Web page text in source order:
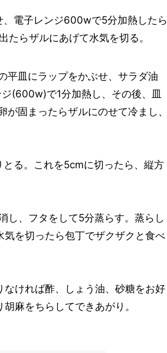
電子レンジ600wで5分加熱したら
らザルにあげて水気を切る。
平皿にラップをかぶせ、サラダ油
(600w)で1分加熱し、その後、皿
固まったらザルにのせて冷まし、
る。これを5cmに切ったら、縦方
し、フタをして5分蒸らす。蒸らし
を切ったら包丁でザクザクと食べ
ければ酢、しょう油、砂糖をお好
麻をちらしてできあがり。